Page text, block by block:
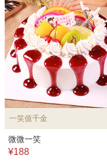
一笑值千金
微微一笑
¥188